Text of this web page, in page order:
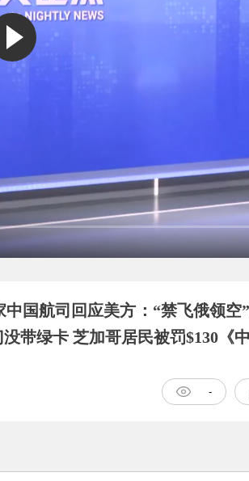
国航司回应美方：“禁飞俄领空
带绿卡 芝加哥居民被罚$130《
-